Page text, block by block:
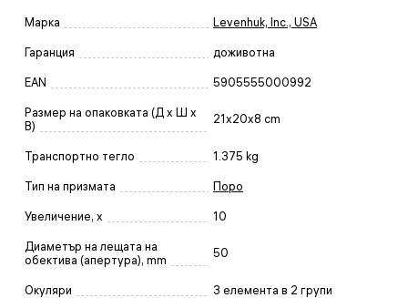
Марка Levenhuk, Inc., USA
Гаранция доживотна
EAN 5905555000992
Размер на опаковката (Д x Ш x
В)
21x20x8 cm
Транспортно тегло 1.375 kg
Тип на призмата Поро
Увеличение, x 10
Диаметър на лещата на
обектива (апертура), mm
50
Окуляри 3 елемента в 2 групи